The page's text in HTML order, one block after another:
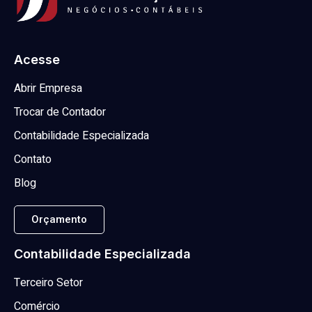
Acesse
Abrir Empresa
Trocar de Contador
Contabilidade Especializada
Contato
Blog
Orçamento
Contabilidade Especializada
Terceiro Setor
Comércio